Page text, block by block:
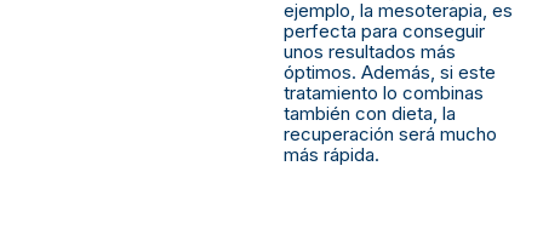
ejemplo, la mesoterapia, es
perfecta para conseguir
unos resultados más
óptimos. Además, si este
tratamiento lo combinas
también con dieta, la
recuperación será mucho
más rápida.